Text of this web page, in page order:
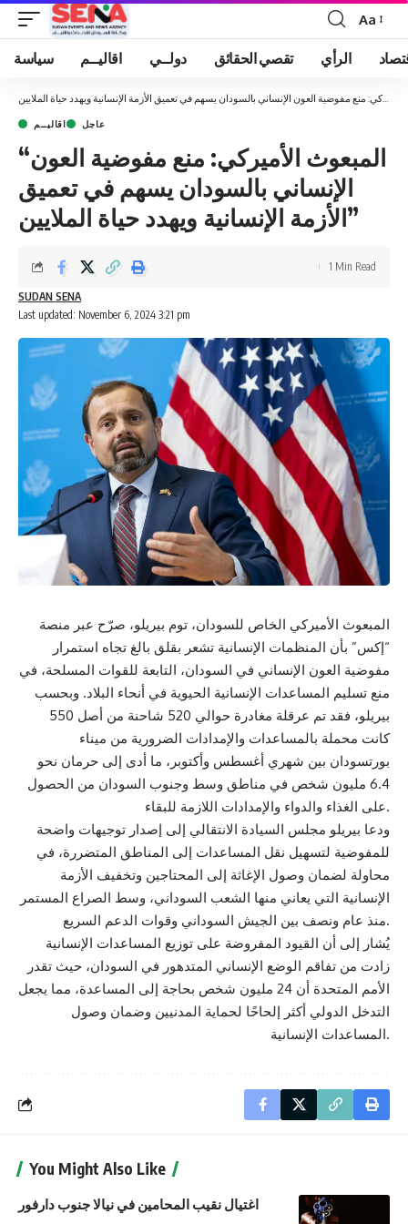
Font
Resizer
Aa
سياسة اقاليــم دولــي تقصي الحقائق الرأي
اقاليــم عاجل
“المبعوث الأميركي: منع مفوضية العون
الإنساني بالسودان يسهم في تعميق
الأزمة الإنسانية ويهدد حياة الملايين”
Last updated: November 6, 2024 3:21 pm
SUDAN SENA
1 Min Read
المبعوث الأميركي الخاص للسودان، توم بيريلو، صرّح عبر منصة
“إكس” بأن المنظمات الإنسانية تشعر بقلق بالغ تجاه استمرار
مفوضية العون الإنساني في السودان، التابعة للقوات المسلحة، في
منع تسليم المساعدات الإنسانية الحيوية في أنحاء البلاد. وبحسب
بيريلو، فقد تم عرقلة مغادرة حوالي 520 شاحنة من أصل 550
كانت محملة بالمساعدات والإمدادات الضرورية من ميناء
بورتسودان بين شهري أغسطس وأكتوبر، ما أدى إلى حرمان نحو
6.4 مليون شخص في مناطق وسط وجنوب السودان من الحصول
على الغذاء والدواء والإمدادات اللازمة للبقاء.
ودعا بيريلو مجلس السيادة الانتقالي إلى إصدار توجيهات واضحة
للمفوضية لتسهيل نقل المساعدات إلى المناطق المتضررة، في
محاولة لضمان وصول الإغاثة إلى المحتاجين وتخفيف الأزمة
الإنسانية التي يعاني منها الشعب السوداني، وسط الصراع المستمر
منذ عام ونصف بين الجيش السوداني وقوات الدعم السريع.
يُشار إلى أن القيود المفروضة على توزيع المساعدات الإنسانية
زادت من تفاقم الوضع الإنساني المتدهور في السودان، حيث تقدر
الأمم المتحدة أن 24 مليون شخص بحاجة إلى المساعدة، مما يجعل
التدخل الدولي أكثر إلحاحًا لحماية المدنيين وضمان وصول
المساعدات الإنسانية.
You Might Also Like
اغتيال نقيب المحامين في نيالا جنوب دارفور